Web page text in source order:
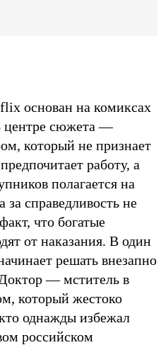
основан на комиксах
центре сюжета —
который не признает
работу, а
полагается на
за справедливость не
что богатые
от наказания. В один
решать внезапно
— мститель в
который жестоко
однажды избежал
российском